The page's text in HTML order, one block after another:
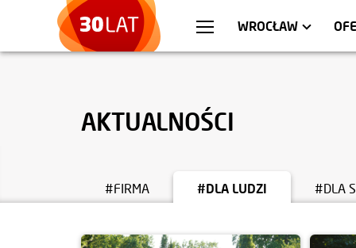
WROCŁAW
WARSZAWA
MIESZKANIA
AKTUALNOŚCI
#FIRMA #DLA LUDZI #DLA